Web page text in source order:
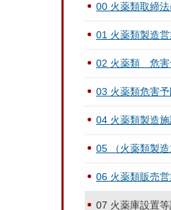
00 火薬類取締
01 火薬類製造営
02 火薬類 危害
03 火薬類危害予
04 火薬類製造施
05 （火薬類製
06 火薬類販売営
07 火薬庫設置等